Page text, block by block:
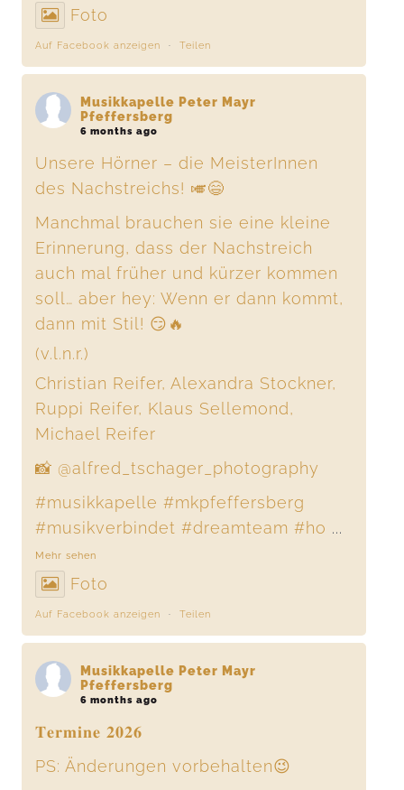
Foto
Auf Facebook anzeigen · Teilen
Musikkapelle Peter Mayr
Pfeffersberg
6 months ago
Unsere Hörner – die MeisterInnen
des Nachstreichs! 🎺😄
Manchmal brauchen sie eine kleine
Erinnerung, dass der Nachstreich
auch mal früher und kürzer kommen
soll… aber hey: Wenn er dann kommt,
dann mit Stil! 😏🔥
(v.l.n.r.)
Christian Reifer, Alexandra Stockner,
Ruppi Reifer, Klaus Sellemond,
Michael Reifer
📸 @alfred_tschager_photography
#musikkapelle #mkpfeffersberg
#musikverbindet #dreamteam #ho ...
Mehr sehen
Foto
Auf Facebook anzeigen · Teilen
Musikkapelle Peter Mayr
Pfeffersberg
6 months ago
𝐓𝐞𝐫𝐦𝐢𝐧𝐞 𝟐𝟎𝟐𝟔
PS: Änderungen vorbehalten😉